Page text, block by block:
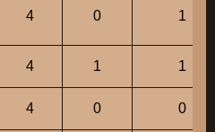
4 0 1
4 1 1
4 0 0